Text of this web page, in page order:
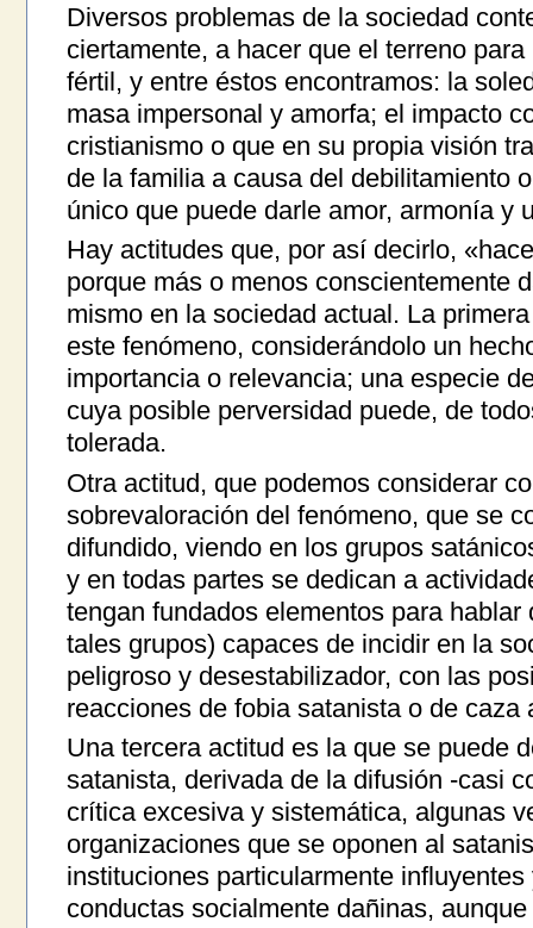
Diversos problemas de la sociedad
ciertamente, a hacer que el terreno
fértil, y entre éstos encontramos: la
masa impersonal y amorfa; el impacto
cristianismo o que en su propia visión
de la familia a causa del debilitamiento
único que puede darle amor, armonía y
Hay actitudes que, por así decirlo,
porque más o menos conscientemente
mismo en la sociedad actual. La
este fenómeno, considerándolo un
importancia o relevancia; una especie
cuya posible perversidad puede, de
tolerada.
Otra actitud, que podemos considerar
sobrevaloración del fenómeno, que se
difundido, viendo en los grupos
y en todas partes se dedican a
tengan fundados elementos para
tales grupos) capaces de incidir en la
peligroso y desestabilizador, con las
reacciones de fobia satanista o de caza
Una tercera actitud es la que se puede
satanista, derivada de la difusión -casi
crítica excesiva y sistemática, algunas
organizaciones que se oponen al
instituciones particularmente
conductas socialmente dañinas,